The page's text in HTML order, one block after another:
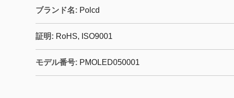
ブランド名: Polcd
証明: RoHS, ISO9001
モデル番号: PMOLED050001